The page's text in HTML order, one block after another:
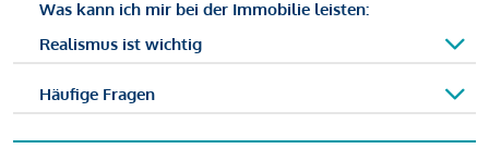
Was kann ich mir bei der Immobilie leisten:
Realismus ist wichtig
Häufige Fragen